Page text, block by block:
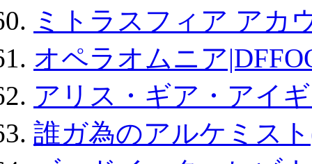
ミトラスフィア アカ
オペラオムニア
アリス・ギア・アイ
誰ガ為のアルケミス